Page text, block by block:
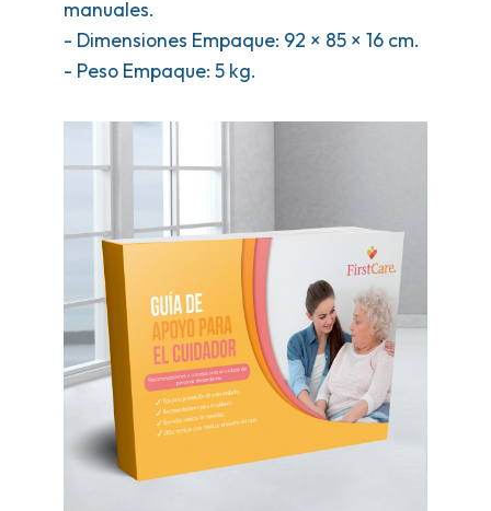
manuales.
- Dimensiones Empaque: 92 × 85 × 16 cm.
- Peso Empaque: 5 kg.